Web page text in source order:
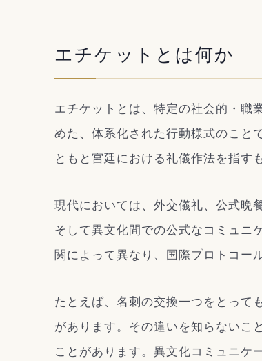
エチケットとは何か
エチケットとは、特定の社会的・職
めた、体系化された行動様式のこと
ともと宮廷における礼儀作法を指す
現代においては、外交儀礼、公式晩
そして異文化間での公式なコミュニ
関によって異なり、国際プロトコー
たとえば、名刺の交換一つをとって
があります。その違いを知らないこ
ことがあります。異文化コミュニケ